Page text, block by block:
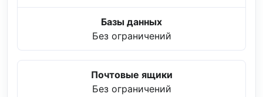
Базы данных
Без ограничений
Почтовые ящики
Без ограничений